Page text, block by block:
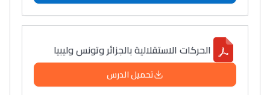
الحركات الاستقلالية بالجزائر وتونس وليبيا
تحميل الدرس